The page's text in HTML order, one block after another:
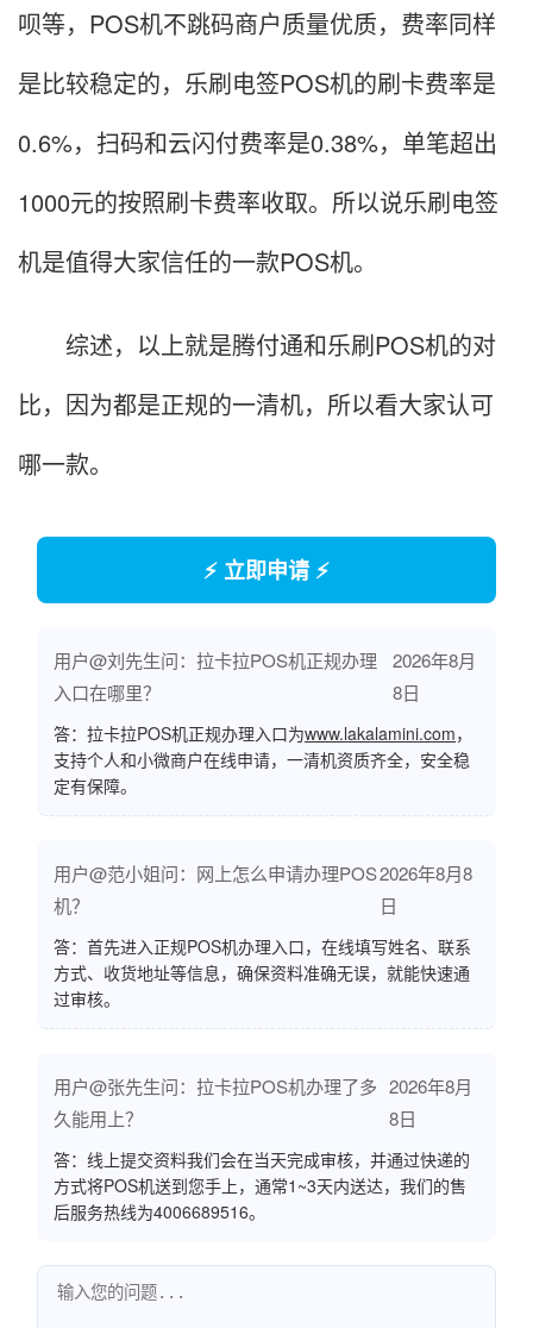
呗等，POS机不跳码商户质量优质，费率同样
是比较稳定的，乐刷电签POS机的刷卡费率是
0.6%，扫码和云闪付费率是0.38%，单笔超出
1000元的按照刷卡费率收取。所以说乐刷电签
机是值得大家信任的一款POS机。
综述，以上就是腾付通和乐刷POS机的对
比，因为都是正规的一清机，所以看大家认可
哪一款。
⚡ 立即申请 ⚡
用户@刘先生问：拉卡拉POS机正规办理
入口在哪里？
2026年8月
8日
答：拉卡拉POS机正规办理入口为www.lakalamini.com，
支持个人和小微商户在线申请，一清机资质齐全，安全稳
定有保障。
用户@范小姐问：网上怎么申请办理POS
机？
2026年8月8
日
答：首先进入正规POS机办理入口，在线填写姓名、联系
方式、收货地址等信息，确保资料准确无误，就能快速通
过审核。
用户@张先生问：拉卡拉POS机办理了多
久能用上？
2026年8月
8日
答：线上提交资料我们会在当天完成审核，并通过快递的
方式将POS机送到您手上，通常1~3天内送达，我们的售
后服务热线为4006689516。